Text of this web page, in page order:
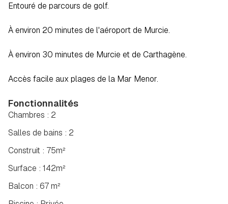
Entouré de parcours de golf.
À environ 20 minutes de l'aéroport de Murcie.
À environ 30 minutes de Murcie et de Carthagène.
Accès facile aux plages de la Mar Menor.
Fonctionnalités
Salles de bains : 2
Construit : 75m²
Chambres : 2
Surface : 142m²
Balcon : 67 m²